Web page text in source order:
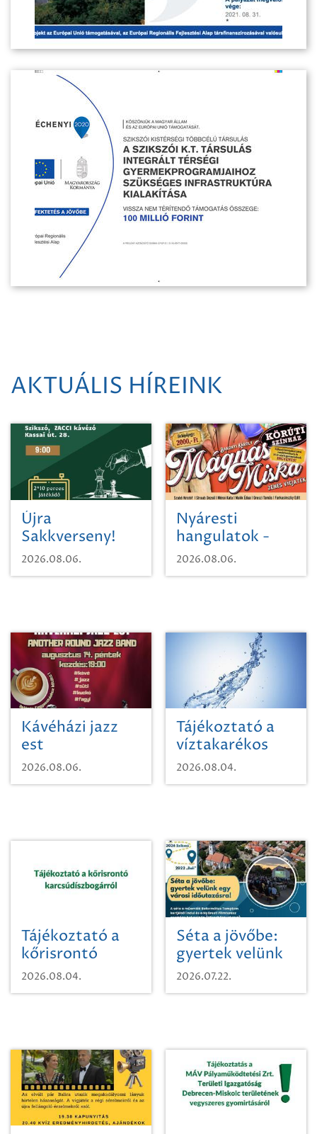
AKTUÁLIS HÍREINK
Újra
Sakkverseny!
2026.08.06.
Nyáresti
hangulatok -
Mágnás Miska
2026.08.06.
Kávéházi jazz
est
2026.08.06.
Tájékoztató a
víztakarékos
vízhasználatról
2026.08.04.
Tájékoztató a
kőrisrontó
karcsúdíszbogárról
2026.08.04.
Séta a jövőbe:
gyertek velünk
egy városi
időutazásra!
2026.07.22.